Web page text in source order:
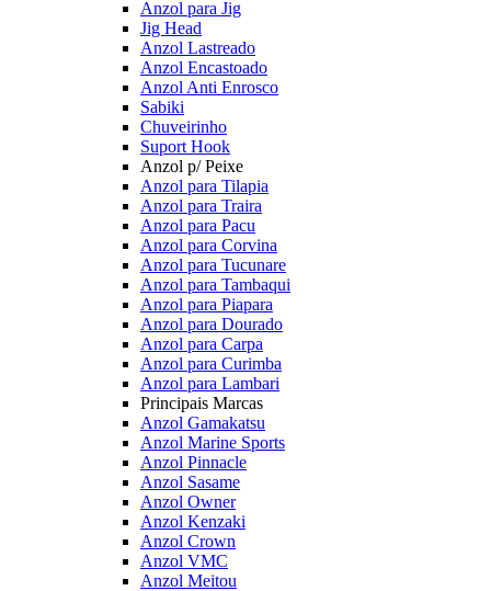
Anzol para Jig
Jig Head
Anzol Lastreado
Anzol Encastoado
Anzol Anti Enrosco
Sabiki
Chuveirinho
Suport Hook
Anzol p/ Peixe
Anzol para Tilapia
Anzol para Traira
Anzol para Pacu
Anzol para Corvina
Anzol para Tucunare
Anzol para Tambaqui
Anzol para Piapara
Anzol para Dourado
Anzol para Carpa
Anzol para Curimba
Anzol para Lambari
Principais Marcas
Anzol Gamakatsu
Anzol Marine Sports
Anzol Pinnacle
Anzol Sasame
Anzol Owner
Anzol Kenzaki
Anzol Crown
Anzol VMC
Anzol Meitou